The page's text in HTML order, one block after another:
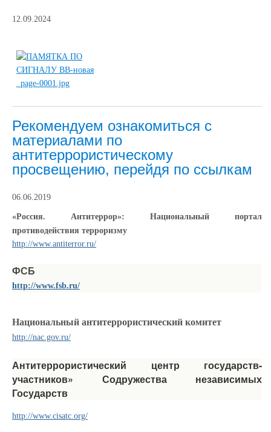
12.09.2024
Рекомендуем ознакомиться с
материалами по
антитеррористическому
просвещению, перейдя по ссылкам
06.06.2019
«Россия. Антитеррор»: Национальный портал
противодействия терроризму
http://www.antiterror.ru/
ФСБ
http://www.fsb.ru/
Национальный антитеррористический комитет
http://nac.gov.ru/
Антитеррористический центр государств-
участников» Содружества независимых
Государств
http://www.cisatc.org/